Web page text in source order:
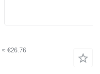
≈ €26.76